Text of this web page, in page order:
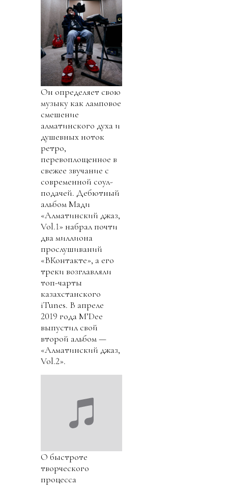
Он определяет свою
музыку как ламповое
смешение
алматинского духа и
душевных ноток
ретро,
перевоплощенное в
свежее звучание с
современной соул-
подачей. Дебютный
альбом Мади
«Алматинский джаз,
Vol.1» набрал почти
два миллиона
прослушиваний
«ВКонтакте», а его
треки возглавляли
топ-чарты
казахстанского
iTunes. В апреле
2019 года M’Dee
выпустил свой
второй альбом —
«Алматинский джаз,
Vol.2».
О быстроте
творческого
процесса